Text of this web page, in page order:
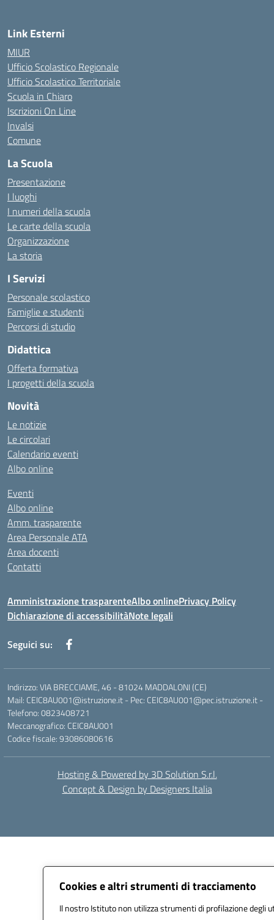
Cookies e altri strumenti di tracciamento
Il nostro Istituto non utilizza strumenti di profilazione degli
Link Esterni
MIUR
Ufficio Scolastico Regionale
Ufficio Scolastico Territoriale
Scuola in Chiaro
Iscrizioni On Line
Invalsi
Comune
La Scuola
Presentazione
I luoghi
I numeri della scuola
Le carte della scuola
Organizzazione
La storia
I Servizi
Personale scolastico
Famiglie e studenti
Percorsi di studio
Didattica
Offerta formativa
I progetti della scuola
Novità
Le notizie
Le circolari
Calendario eventi
Albo online
Eventi
Albo online
Amm. trasparente
Area Personale ATA
Area docenti
Contatti
Amministrazione trasparenteAlbo onlinePrivacy Policy
Dichiarazione di accessibilitàNote legali
Seguici su:
Indirizzo: VIA BRECCIAME, 46 - 81024 MADDALONI (CE)
Mail: CEIC8AU001@istruzione.it - Pec: CEIC8AU001@pec.istruzione.it -
Telefono: 0823408721
Meccanografico: CEIC8AU001
Codice fiscale: 93086080616
Hosting & Powered by 3D Solution S.r.l.
Concept & Design by Designers Italia